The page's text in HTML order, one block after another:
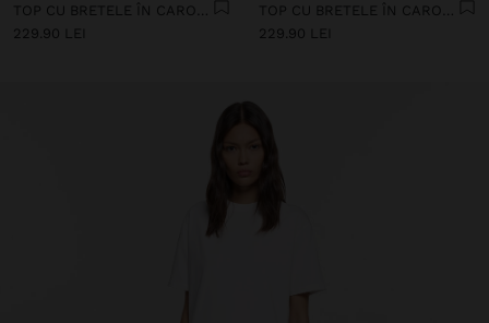
TOP CU BRETELE ÎN CAROURI VICHY, 100% IN
229.90 LEI
TOP CU BRETELE ÎN CAROURI VICHY, 100% IN
229.90 LEI